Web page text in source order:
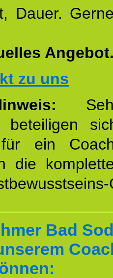
Dauer.
zu uns
beteiligen
für ein
die
Bad